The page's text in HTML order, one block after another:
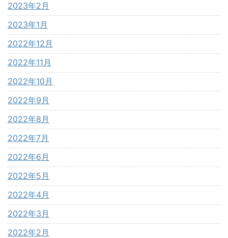
2023年2月
2023年1月
2022年12月
2022年11月
2022年10月
2022年9月
2022年8月
2022年7月
2022年6月
2022年5月
2022年4月
2022年3月
2022年2月